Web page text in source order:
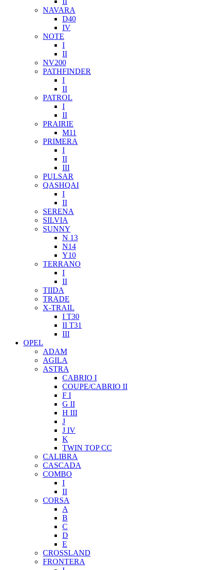
NAVARA
D40
IV
NOTE
I
II
NV200
PATHFINDER
I
II
PATROL
I
II
PRAIRIE
M11
PRIMERA
I
II
III
PULSAR
QASHQAI
I
II
SERENA
SILVIA
SUNNY
N 13
N14
Y10
TERRANO
I
II
TIIDA
TRADE
X-TRAIL
I T30
II T31
III
OPEL
ADAM
AGILA
ASTRA
CABRIO I
COUPE/CABRIO II
F I
G II
H III
J
J IV
K
TWIN TOP CC
CALIBRA
CASCADA
COMBO
I
II
CORSA
A
B
C
D
E
CROSSLAND
FRONTERA